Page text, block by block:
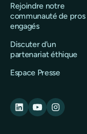
Rejoindre notre
communauté de pros
engagés
Discuter d'un
partenariat éthique
Espace Presse